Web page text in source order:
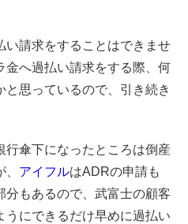
い請求をすることはできませ
金へ過払い請求をする際、何
思っているので、引き続き
行傘下になったところは倒産
アイフルはADRの申請も
もあるので、武富士の顧客
うにできるだけ早めに過払い